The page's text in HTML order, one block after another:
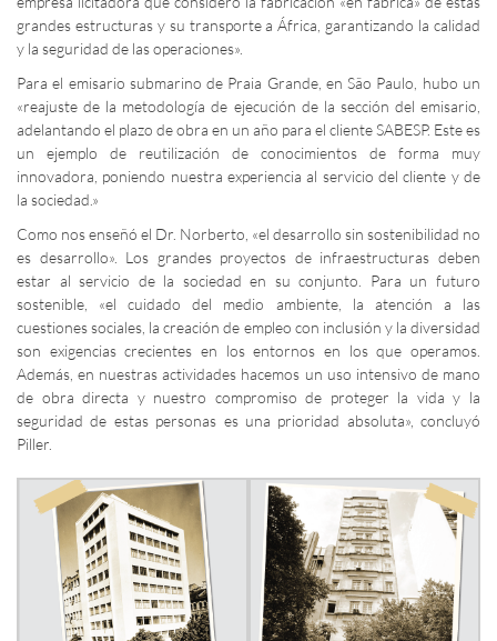
grandes estructuras y su transporte a África, garantizando la calidad
y la seguridad de las operaciones».
Para el emisario submarino de Praia Grande, en São Paulo, hubo un
«reajuste de la metodología de ejecución de la sección del emisario,
adelantando el plazo de obra en un año para el cliente SABESP. Este es
un ejemplo de reutilización de conocimientos de forma muy
innovadora, poniendo nuestra experiencia al servicio del cliente y de
la sociedad.»
Como nos enseñó el Dr. Norberto, «el desarrollo sin sostenibilidad no
es desarrollo». Los grandes proyectos de infraestructuras deben
estar al servicio de la sociedad en su conjunto. Para un futuro
sostenible, «el cuidado del medio ambiente, la atención a las
cuestiones sociales, la creación de empleo con inclusión y la diversidad
son exigencias crecientes en los entornos en los que operamos.
Además, en nuestras actividades hacemos un uso intensivo de mano
de obra directa y nuestro compromiso de proteger la vida y la
seguridad de estas personas es una prioridad absoluta», concluyó
Piller.